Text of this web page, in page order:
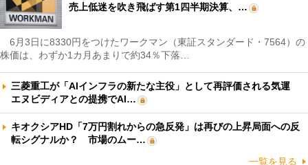
売上低迷を吹き飛ばす第1四半期決算、…
6月3日に8330円をつけたワークマン（東証スタンダード・7564）の
株価は、わずか1カ月あまりで約34％下落…
三菱重工が「AIインフラの新たな主役」として再評価される気運
エヌビディアとの提携でAI…
キオクシアHD「7万円割れからの急反発」は再びの上昇局面への反
転シグナルか？ 市場のムー…
一覧を見る